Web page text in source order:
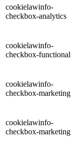
cookielawinfo-
checkbox-analytics
cookielawinfo-
checkbox-functional
cookielawinfo-
checkbox-marketing
cookielawinfo-
checkbox-marketing